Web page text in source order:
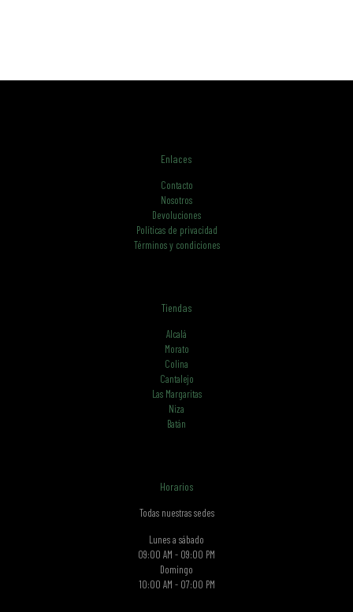
Enlaces
Contacto
Nosotros
Devoluciones
Políticas de privacidad
Términos y condiciones
Tiendas
Alcalá
Morato
Colina
Cantalejo
Las Margaritas
Niza
Batán
Horarios
Todas nuestras sedes
Lunes a sábado
09:00 AM - 09:00 PM
Domingo
10:00 AM - 07:00 PM